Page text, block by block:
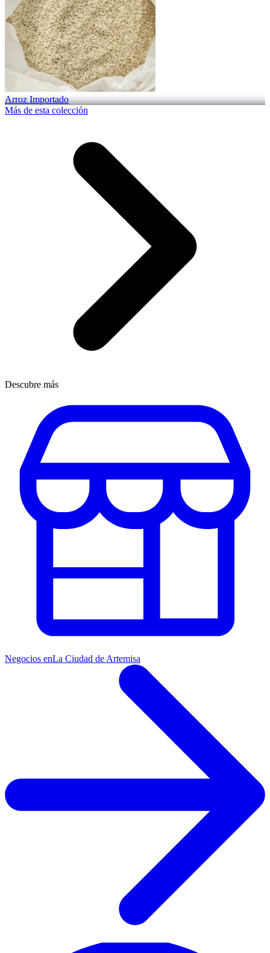
Arroz Importado
Más de esta colección
Descubre más
Negocios enLa Ciudad de Artemisa